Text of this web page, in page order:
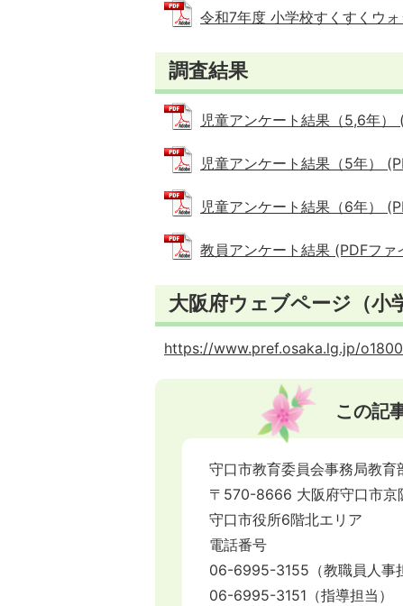
令和7年度 小学校すくすくウ
調査結果
児童アンケート結果（5,6年）
児童アンケート結果（5年）
児童アンケート結果（6年）
教員アンケート結果 (PDFファ
大阪府ウェブページ（小
https://www.pref.osaka.lg.jp/
この記
守口市教育委員会事務局教育
〒570-8666 大阪府守口市
守口市役所6階北エリア
電話番号
06-6995-3155（教職員人事
06-6995-3151（指導担当）